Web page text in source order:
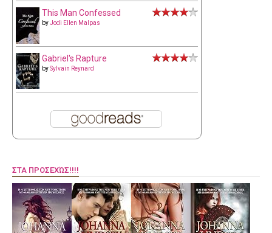
This Man Confessed
byJodi Ellen Malpas
Gabriel's Rapture
bySylvain Reynard
ΣΤΑ ΠΡΟΣΕΧΏΣ!!!!